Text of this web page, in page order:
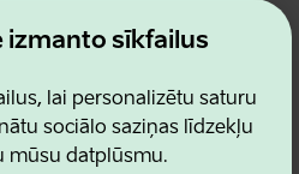
izmanto sīkfailus
lai personalizētu saturu
sociālo saziņas līdzekļu
mūsu datplūsmu.
Agency
politika